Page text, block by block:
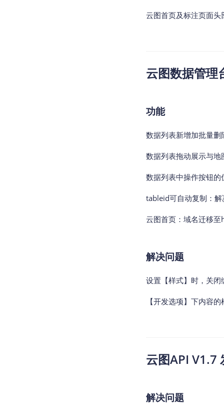
云图首页及标注页面头
云图数据管
功能
数据列表新增加批量
数据列表拖动展示与
数据列表中操作按钮
tableid可自动复制：
云图首页：域名迁移
解决问题
设置【样式】时，关闭
【开发选项】下内容
云图API V1.7
解决问题